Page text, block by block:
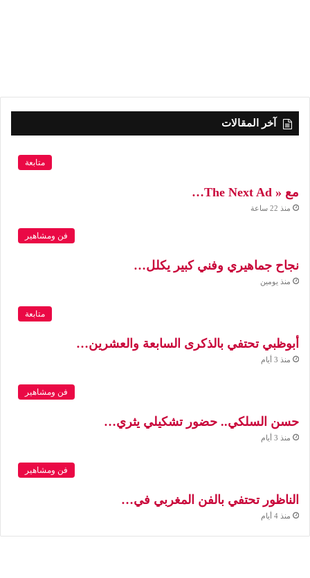
آخر المقالات
متابعة
مع « The Next Ad…
منذ 22 ساعة
فن ومشاهير
نجاح جماهيري وفني كبير يكلل…
منذ يومين
متابعة
أبوظبي تحتفي بالذكرى السابعة والعشرين…
منذ 3 أيام
فن ومشاهير
حسن السلكي.. حضور تشكيلي يثري…
منذ 3 أيام
فن ومشاهير
الناظور تحتفي بالفن المغربي في…
منذ 4 أيام